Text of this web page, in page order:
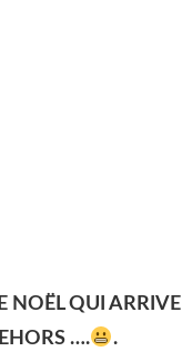
NOËL QUI ARRIVE
….
.